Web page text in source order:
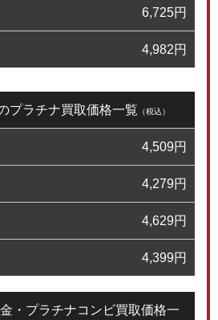
6,725円
4,982円
プラチナ買取価格一覧 （税込）
4,509円
4,279円
4,629円
4,399円
・プラチナコンビ買取価格一